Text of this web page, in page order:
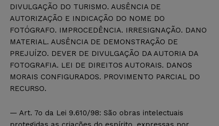
DIVULGAÇÃO DO TURISMO. AUSÊNCIA DE
AUTORIZAÇÃO E INDICAÇÃO DO NOME DO
FOTÓGRAFO. IMPROCEDÊNCIA. IRRESIGNAÇÃO. DANO
MATERIAL. AUSÊNCIA DE DEMONSTRAÇÃO DE
PREJUÍZO. DEVER DE DIVULGAÇÃO DA AUTORIA DA
FOTOGRAFIA. LEI DE DIREITOS AUTORAIS. DANOS
MORAIS CONFIGURADOS. PROVIMENTO PARCIAL DO
RECURSO.
— Art. 7o da Lei 9.610/98: São obras intelectuais